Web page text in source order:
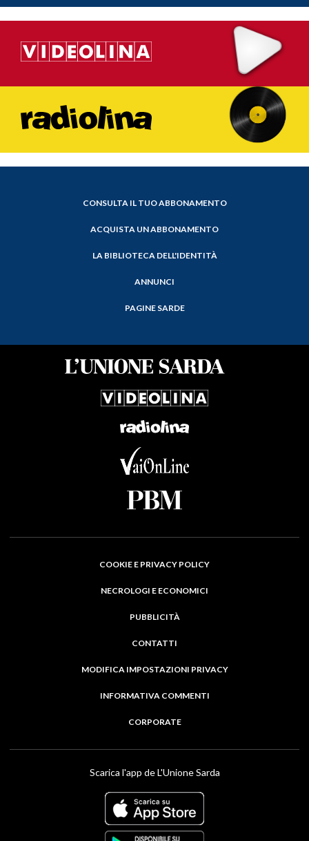
CONSULTA IL TUO ABBONAMENTO
ACQUISTA UN ABBONAMENTO
LA BIBLIOTECA DELL'IDENTITÀ
ANNUNCI
PAGINE SARDE
COOKIE E PRIVACY POLICY
NECROLOGI E ECONOMICI
PUBBLICITÀ
CONTATTI
MODIFICA IMPOSTAZIONI PRIVACY
INFORMATIVA COMMENTI
CORPORATE
Scarica l'app de L'Unione Sarda